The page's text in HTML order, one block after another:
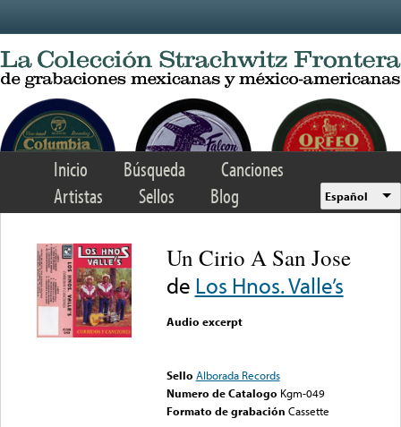
Inicio Búsqueda
Canciones
Artistas
Sellos Blog Español
Un Cirio A San Jose
de Los Hnos. Valle’s
Audio excerpt
Sello Alborada Records
Numero de Catalogo Kgm-049
Formato de grabación Cassette